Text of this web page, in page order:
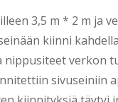
3,5 m * 2 m ja
kiinni
verkon
sivuseiniin